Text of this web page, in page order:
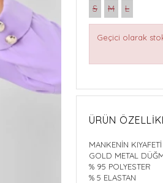
S M L
Geçici olarak
ÜRÜN
MANKENİN
GOLD
% 95
% 5 ELASTAN